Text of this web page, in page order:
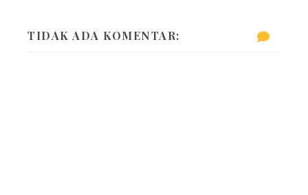
TIDAK ADA KOMENTAR: